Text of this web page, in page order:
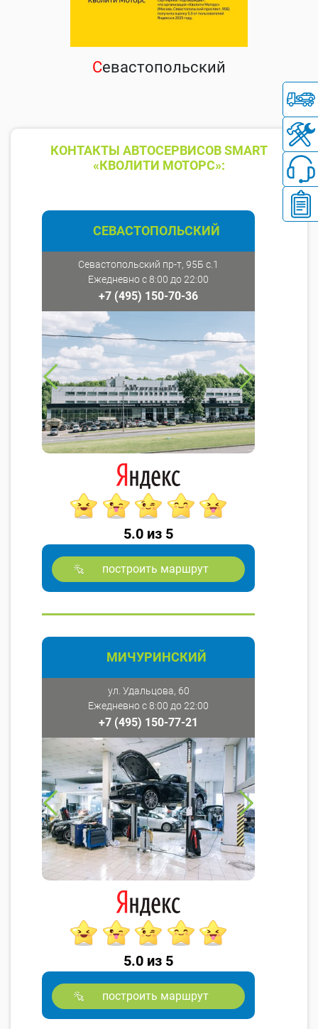
Севастопольский
КОНТАКТЫ АВТОСЕРВИСОВ SMART
«КВОЛИТИ МОТОРС»:
СЕВАСТОПОЛЬСКИЙ
Севастопольский пр-т, 95Б с.1
Ежедневно с 8:00 до 22:00
+7 (495) 150-70-36
5.0 из 5
построить маршрут
МИЧУРИНСКИЙ
ул. Удальцова, 60
Ежедневно с 8:00 до 22:00
+7 (495) 150-77-21
5.0 из 5
построить маршрут